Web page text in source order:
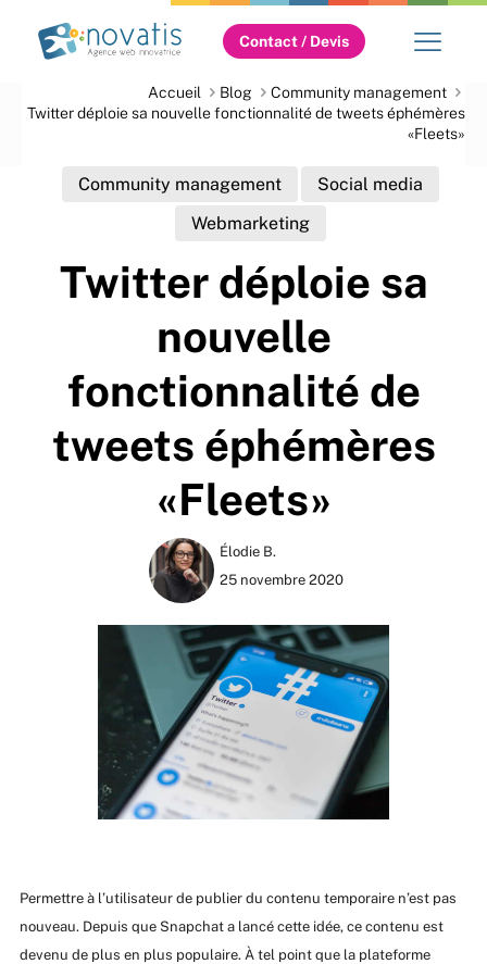
Contact / Devis
Accueil Blog
Community management
Twitter déploie sa nouvelle fonctionnalité de tweets éphémères
«Fleets»
Community management
Social media
Webmarketing
Twitter déploie sa
nouvelle
fonctionnalité de
tweets éphémères
«Fleets»
Élodie B.
25 novembre 2020
Permettre à l’utilisateur de publier du contenu temporaire n’est pas
nouveau. Depuis que Snapchat a lancé cette idée, ce contenu est
devenu de plus en plus populaire. À tel point que la plateforme